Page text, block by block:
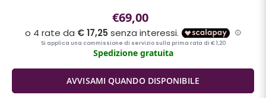
€69,00
Spedizione gratuita